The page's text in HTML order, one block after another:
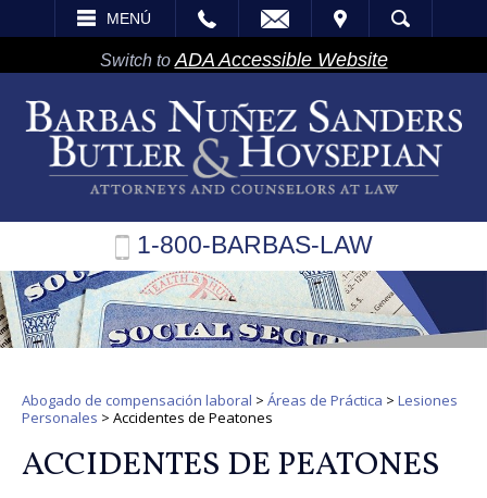
MENÚ
VISITA BÚSQUEDA
Switch to ADA Accessible Website
1-800-BARBAS-LAW
Abogado de compensación laboral > Áreas de Práctica > Lesiones
Personales > Accidentes de Peatones
ACCIDENTES DE PEATONES